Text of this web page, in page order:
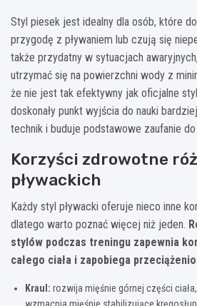
Styl piesek jest idealny dla osób, które
przygodę z pływaniem lub czują się
także przydatny w sytuacjach
utrzymać się na powierzchni wody z
że nie jest tak efektywny jak oficjalne
doskonały punkt wyjścia do nauki
technik i buduje podstawowe zaufanie
Korzyści zdrowotne
pływackich
Każdy styl pływacki oferuje nieco inne
dlatego warto poznać więcej niż jeden.
stylów podczas treningu zapewnia
całego ciała i zapobiega
Kraul: rozwija mięśnie górnej części
wzmacnia mięśnie stabilizujące kręgosłup